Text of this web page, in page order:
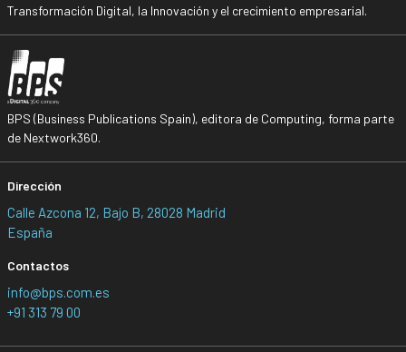
Transformación Digital, la Innovación y el crecimiento empresarial.
BPS (Business Publications Spain), editora de Computing, forma parte
de Nextwork360.
Dirección
Calle Azcona 12, Bajo B, 28028 Madrid
España
Contactos
info@bps.com.es
+91 313 79 00